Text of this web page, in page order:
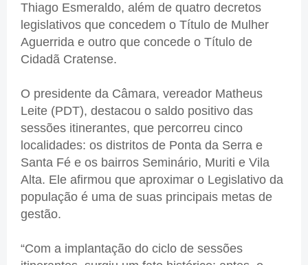
Thiago Esmeraldo, além de quatro decretos
legislativos que concedem o Título de Mulher
Aguerrida e outro que concede o Título de
Cidadã Cratense.
O presidente da Câmara, vereador Matheus
Leite (PDT), destacou o saldo positivo das
sessões itinerantes, que percorreu cinco
localidades: os distritos de Ponta da Serra e
Santa Fé e os bairros Seminário, Muriti e Vila
Alta. Ele afirmou que aproximar o Legislativo da
população é uma de suas principais metas de
gestão.
“Com a implantação do ciclo de sessões